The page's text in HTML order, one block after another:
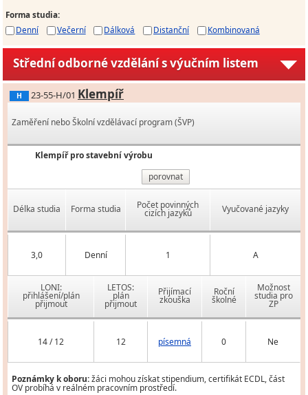
Forma studia:
Denní
Večerní Dálková Distanční Kombinovaná
Střední odborné vzdělání s výučním listem
H 23-55-H/01 Klempíř
Zaměření nebo Školní vzdělávací program (ŠVP)
Klempíř pro stavební výrobu
porovnat
Délka studia Forma studia Počet povinných
cizích jazyků Vyučované jazyky
3,0 Denní 1 A
LONI:
přihlášení/plán
přijmout
LETOS:
plán
přijmout
Přijímací
zkouška
Roční
školné
Možnost
studia pro
ZP
14 / 12 12 písemná 0 Ne
Poznámky k oboru:žáci mohou získat stipendium, certifikát ECDL, část
OV probíhá v reálném pracovním prostředí.